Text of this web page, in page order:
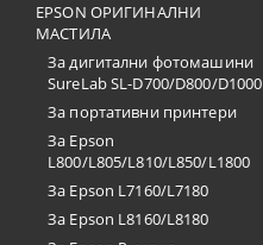
EPSON ОРИГИНАЛНИ
МАСТИЛА
За дигитални фотомашини
SureLab SL-D700/D800/D1000
За портативни принтери
За Epson
L800/L805/L810/L850/L1800
За Epson L7160/L7180
За Epson L8160/L8180